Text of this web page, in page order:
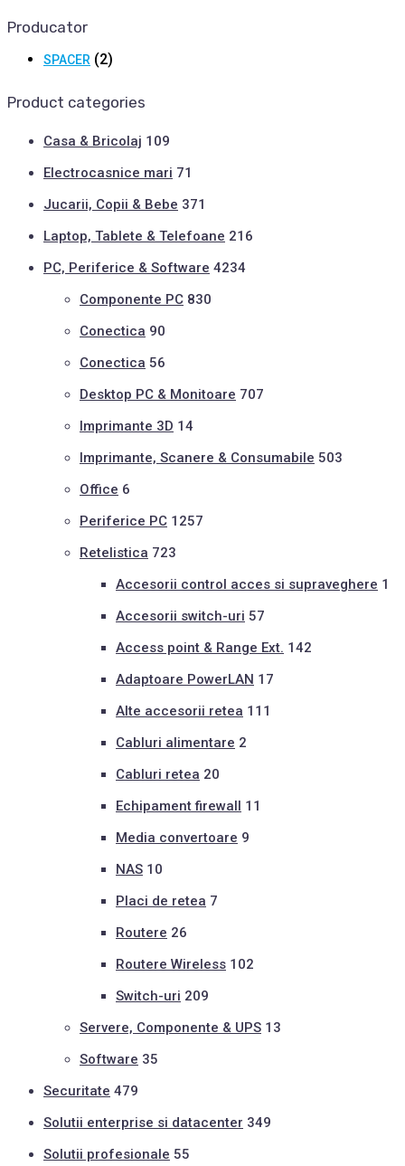
Producator
SPACER (2)
Product categories
Casa & Bricolaj 109
Electrocasnice mari 71
Jucarii, Copii & Bebe 371
Laptop, Tablete & Telefoane 216
PC, Periferice & Software 4234
Componente PC 830
Conectica 90
Conectica 56
Desktop PC & Monitoare 707
Imprimante 3D 14
Imprimante, Scanere & Consumabile 503
Office 6
Periferice PC 1257
Retelistica 723
Accesorii control acces si supraveghere 1
Accesorii switch-uri 57
Access point & Range Ext. 142
Adaptoare PowerLAN 17
Alte accesorii retea 111
Cabluri alimentare 2
Cabluri retea 20
Echipament firewall 11
Media convertoare 9
NAS 10
Placi de retea 7
Routere 26
Routere Wireless 102
Switch-uri 209
Servere, Componente & UPS 13
Software 35
Securitate 479
Solutii enterprise si datacenter 349
Solutii profesionale 55